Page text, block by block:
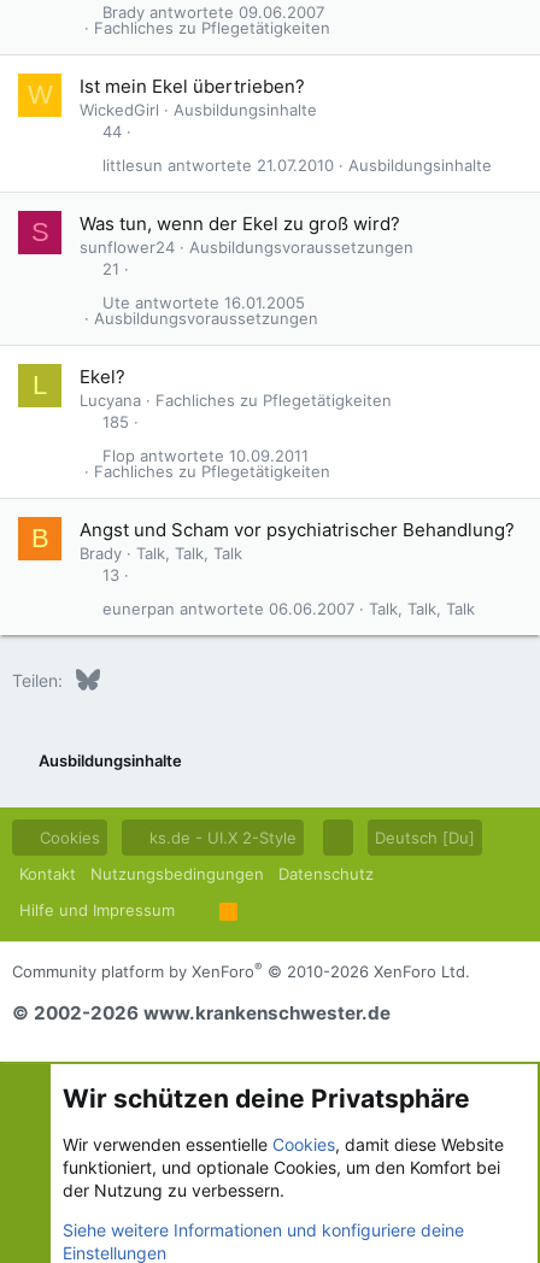
Fachliches zu Pflegetätigkeiten
09.06.2007
Brady
W Ist mein Ekel übertrieben?
WickedGirl
Ausbildungsinhalte
44
Ausbildungsinhalte
21.07.2010
littlesun
S Was tun, wenn der Ekel zu groß wird?
sunflower24
Ausbildungsvoraussetzungen
21
Ausbildungsvoraussetzungen
16.01.2005
Ute
L Ekel?
Lucyana
Fachliches zu Pflegetätigkeiten
185
Fachliches zu Pflegetätigkeiten
10.09.2011
Flop
B Angst und Scham vor psychiatrischer Behandlung?
Brady
Talk, Talk, Talk
13
Talk, Talk, Talk
06.06.2007
eunerpan
Teilen: Bluesky
Ausbildungsinhalte
Cookies ks.de - UI.X 2-Style
Deutsch [Du]
Kontakt
Nutzungsbedingungen
Datenschutz
Hilfe und Impressum
R
S
S
Community platform by XenForo® © 2010-2026 XenForo Ltd.
© 2002-2026 www.krankenschwester.de
Wir schützen deine Privatsphäre
Wir verwenden essentielle Cookies, damit diese Website
funktioniert, und optionale Cookies, um den Komfort bei
der Nutzung zu verbessern.
Siehe weitere Informationen und konfiguriere deine
Einstellungen